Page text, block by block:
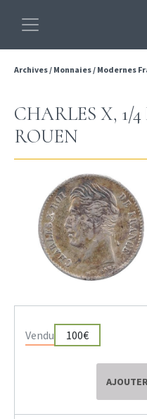
Archives/ Monnaies/ Modernes
CHARLES X, 1/
ROUEN
Vendu 100€